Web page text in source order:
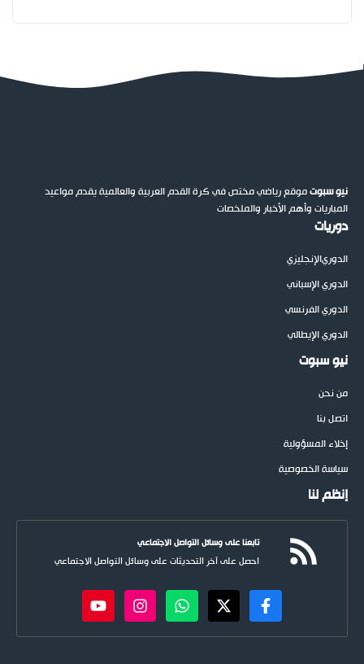
نيو سبوتموقع رياضي مختص في كرة القدم العربية والعالمية يقدم مواعيد
المباريات وأهم الأخبار والملخصات
دوريات
الدوريالإنجليزي
الدوري الإسباني
الدوري الفرنسي
الدوري الإيطالي
نيو سبوت
من نحن
اتصل بنا
إخلاء المسؤولية
سياسة الخصوصية
إنظم لنا
تابعنا على وسائل التواصل الاجتماعي
احصل على آخر التحديثات على وسائل التواصل الاجتماعي